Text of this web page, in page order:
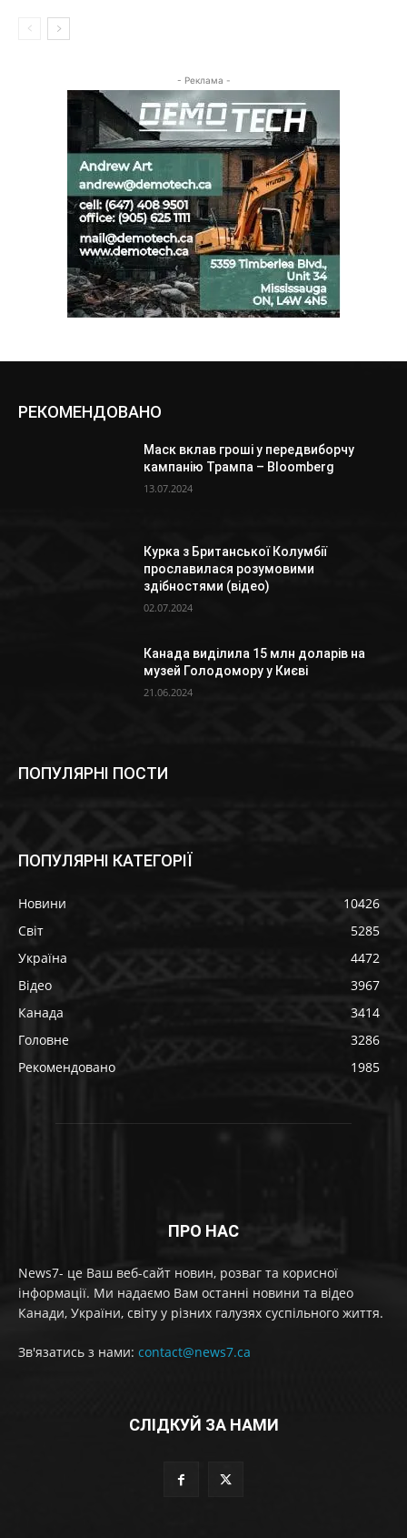
- Реклама -
РЕКОМЕНДОВАНО
Маск вклав гроші у передвиборчу
кампанію Трампа – Bloomberg
13.07.2024
Курка з Британської Колумбії
прославилася розумовими
здібностями (відео)
02.07.2024
Канада виділила 15 млн доларів на
музей Голодомору у Києві
21.06.2024
ПОПУЛЯРНІ ПОСТИ
ПОПУЛЯРНІ КАТЕГОРІЇ
Новини
10426
Світ
5285
Україна
4472
Відео
3967
Канада
3414
Головне
3286
Рекомендовано
1985
ПРО НАС
News7- це Ваш веб-сайт новин, розваг та корисної
інформації. Ми надаємо Вам останні новини та відео
Канади, України, світу у різних галузях суспільного життя.
Зв'язатись з нами: contact@news7.ca
СЛІДКУЙ ЗА НАМИ